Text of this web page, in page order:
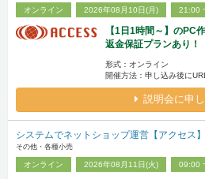
オンライン 2026年08月10日(月) 21:00
【1日1時間～】のPC
返金保証プランあり！
形式：オンライン
開催方法：申し込み後に
説明会に申
システムでネットショップ運営【アクセス】
その他・各種小売
オンライン 2026年08月11日(火) 09:00